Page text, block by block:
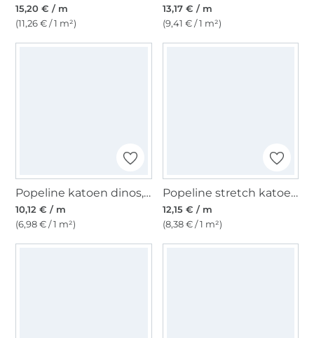
15,20 € / m
(11,26 € / 1 m²)
13,17 € / m
(9,41 € / 1 m²)
Popeline katoen dinos, gebroken wit
10,12 € / m
(6,98 € / 1 m²)
Popeline stretch katoen, wit
12,15 € / m
(8,38 € / 1 m²)